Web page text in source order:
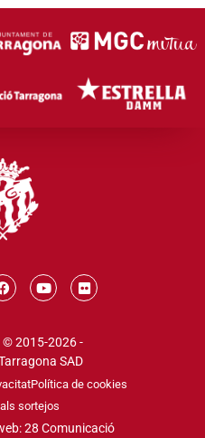
© 2015-2026 -
SAD
Política de cookies
sortejos
28 Comunicació